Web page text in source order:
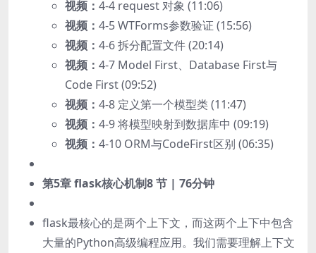
视频： 4-4 request 对象 (11:06)
视频： 4-5 WTForms参数验证 (15:56)
视频： 4-6 拆分配置文件 (20:14)
视频： 4-7 Model First、Database First与
Code First (09:52)
视频： 4-8 定义第一个模型类 (11:47)
视频： 4-9 将模型映射到数据库中 (09:19)
视频： 4-10 ORM与CodeFirst区别 (06:35)
第5章 flask核心机制8 节 | 76分钟
flask最核心的是两个上下文，而这两个上下中包含
大量的Python高级编程应用。我们需要理解上下文